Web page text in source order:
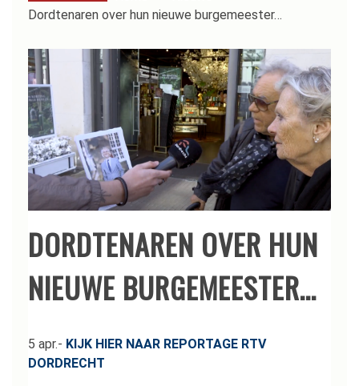
Dordtenaren over hun nieuwe burgemeester…
DORDTENAREN OVER HUN
NIEUWE BURGEMEESTER…
5 apr.- KIJK HIER NAAR REPORTAGE RTV
DORDRECHT